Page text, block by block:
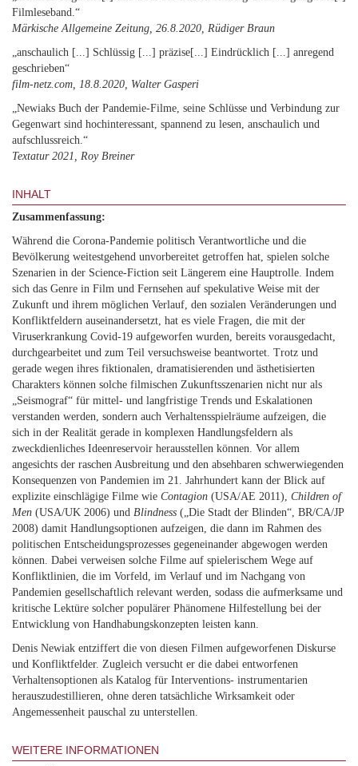
Filmleseband.“
Märkische Allgemeine Zeitung, 26.8.2020, Rüdiger Braun
„anschaulich [...] Schlüssig [...] präzise[...] Eindrücklich [...] anregend
geschrieben“
film-netz.com, 18.8.2020, Walter Gasperi
„Newiaks Buch der Pandemie-Filme, seine Schlüsse und Verbindung zur
Gegenwart sind hochinteressant, spannend zu lesen, anschaulich und
aufschlussreich.“
Textatur 2021, Roy Breiner
INHALT
Zusammenfassung:
Während die Corona-Pandemie politisch Verantwortliche und die
Bevölkerung weitestgehend unvorbereitet getroffen hat, spielen solche
Szenarien in der Science-Fiction seit Längerem eine Hauptrolle. Indem
sich das Genre in Film und Fernsehen auf spekulative Weise mit der
Zukunft und ihrem möglichen Verlauf, den sozialen Veränderungen und
Konfliktfeldern auseinandersetzt, hat es viele Fragen, die mit der
Viruserkrankung Covid-19 aufgeworfen wurden, bereits vorausgedacht,
durchgearbeitet und zum Teil versuchsweise beantwortet. Trotz und
gerade wegen ihres fiktionalen, dramatisierenden und ästhetisierten
Charakters können solche filmischen Zukunftsszenarien nicht nur als
„Seismograf“ für mittel- und langfristige Trends und Eskalationen
verstanden werden, sondern auch Verhaltensspielräume aufzeigen, die
sich in der Realität gerade in komplexen Handlungsfeldern als
zweckdienliches Ideenreservoir herausstellen können. Vor allem
angesichts der raschen Ausbreitung und den absehbaren schwerwiegenden
Konsequenzen von Pandemien im 21. Jahrhundert kann der Blick auf
explizite einschlägige Filme wie Contagion (USA/AE 2011), Children of
Men (USA/UK 2006) und Blindness („Die Stadt der Blinden“, BR/CA/JP
2008) damit Handlungsoptionen aufzeigen, die dann im Rahmen des
politischen Entscheidungsprozesses gegeneinander abgewogen werden
können. Dabei verweisen solche Filme auf spielerischem Wege auf
Konfliktlinien, die im Vorfeld, im Verlauf und im Nachgang von
Pandemien gesellschaftlich relevant werden, sodass die aufmerksame und
kritische Lektüre solcher populärer Phänomene Hilfestellung bei der
Entwicklung von Handhabungskonzepten leisten kann.
Denis Newiak entziffert die von diesen Filmen aufgeworfenen Diskurse
und Konfliktfelder. Zugleich versucht er die dabei entworfenen
Verhaltensoptionen als Katalog für Interventions- instrumentarien
herauszudestillieren, ohne deren tatsächliche Wirksamkeit oder
Angemessenheit pauschal zu unterstellen.
WEITERE INFORMATIONEN